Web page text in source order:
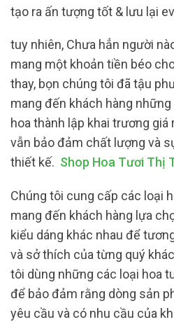
tạo ra ấn tượng tốt & lưu lại
tuy nhiên, Chưa hẳn người
mang một khoản tiền béo
thay, bọn chúng tôi đã tậu
mang đến khách hàng
hoa thành lập khai trương
vẫn bảo đảm chất lượng và
thiết kế. Shop Hoa Tươi Thị
Chúng tôi cung cấp các loại
mang đến khách hàng lựa
kiểu dáng khác nhau để
và sở thích của từng quý
tôi dùng những các loại hoa
để bảo đảm rằng dòng sản
yêu cầu và có nhu cầu của